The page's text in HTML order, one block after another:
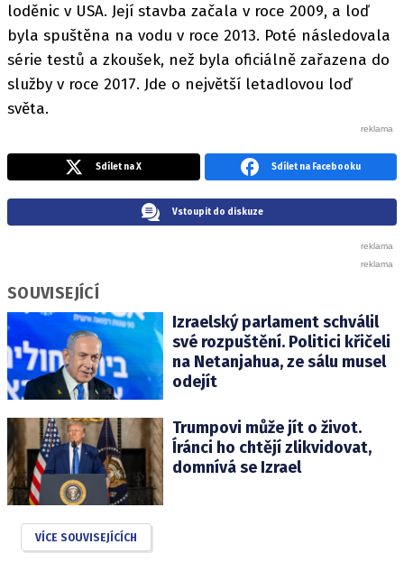
loděnic v USA. Její stavba začala v roce 2009, a loď
byla spuštěna na vodu v roce 2013. Poté následovala
série testů a zkoušek, než byla oficiálně zařazena do
služby v roce 2017. Jde o největší letadlovou loď
světa.
Sdílet na X Sdílet na Facebooku
Vstoupit do diskuze
SOUVISEJÍCÍ
Izraelský parlament schválil
své rozpuštění. Politici křičeli
na Netanjahua, ze sálu musel
odejít
Trumpovi může jít o život.
Íránci ho chtějí zlikvidovat,
domnívá se Izrael
VÍCE SOUVISEJÍCÍCH